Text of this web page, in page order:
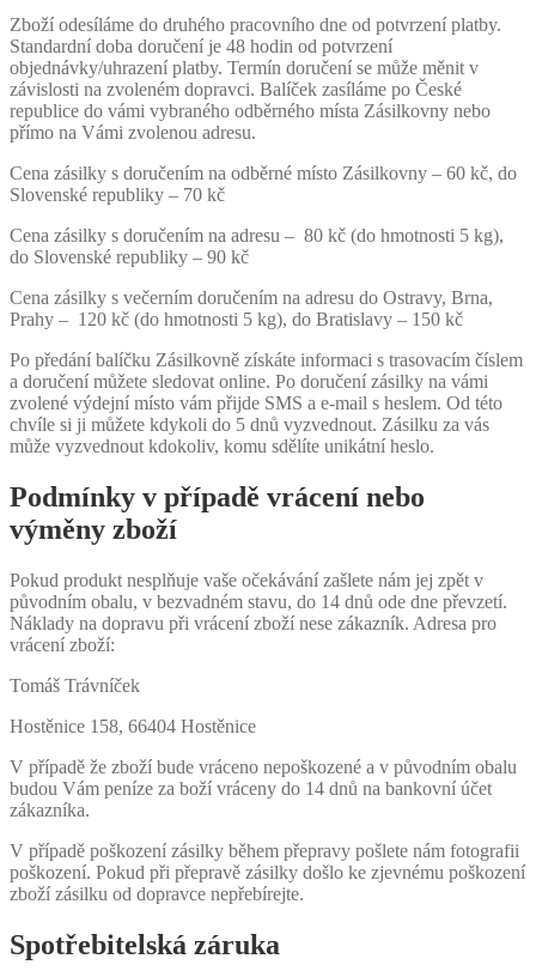
Zboží odesíláme do druhého pracovního dne od potvrzení platby.
Standardní doba doručení je 48 hodin od potvrzení
objednávky/uhrazení platby. Termín doručení se může měnit v
závislosti na zvoleném dopravci. Balíček zasíláme po České
republice do vámi vybraného odběrného místa Zásilkovny nebo
přímo na Vámi zvolenou adresu.
Cena zásilky s doručením na odběrné místo Zásilkovny – 60 kč, do
Slovenské republiky – 70 kč
Cena zásilky s doručením na adresu – 80 kč (do hmotnosti 5 kg),
do Slovenské republiky – 90 kč
Cena zásilky s večerním doručením na adresu do Ostravy, Brna,
Prahy – 120 kč (do hmotnosti 5 kg), do Bratislavy – 150 kč
Po předání balíčku Zásilkovně získáte informaci s trasovacím číslem
a doručení můžete sledovat online. Po doručení zásilky na vámi
zvolené výdejní místo vám přijde SMS a e-mail s heslem. Od této
chvíle si ji můžete kdykoli do 5 dnů vyzvednout. Zásilku za vás
může vyzvednout kdokoliv, komu sdělíte unikátní heslo.
Podmínky v případě vrácení nebo
výměny zboží
Pokud produkt nesplňuje vaše očekávání zašlete nám jej zpět v
původním obalu, v bezvadném stavu, do 14 dnů ode dne převzetí.
Náklady na dopravu při vrácení zboží nese zákazník. Adresa pro
vrácení zboží:
Tomáš Trávníček
Hostěnice 158, 66404 Hostěnice
V případě že zboží bude vráceno nepoškozené a v původním obalu
budou Vám peníze za boží vráceny do 14 dnů na bankovní účet
zákazníka.
V případě poškození zásilky během přepravy pošlete nám fotografii
poškození. Pokud při přepravě zásilky došlo ke zjevnému poškození
zboží zásilku od dopravce nepřebírejte.
Spotřebitelská záruka